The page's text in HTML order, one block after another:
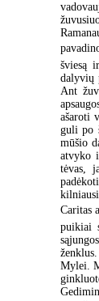
šviesą
dalyvių
Ant
ašaroti
guli po
mūšio
atvyko
tėvas,
puikiai
Mylei.